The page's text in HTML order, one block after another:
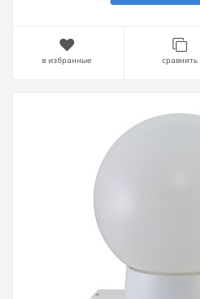
в избранные сравнить